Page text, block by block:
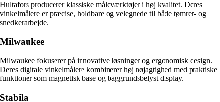
Hultafors producerer klassiske måleværktøjer i høj kvalitet. Deres
vinkelmålere er præcise, holdbare og velegnede til både tømrer- og
snedkerarbejde.
Milwaukee
Milwaukee fokuserer på innovative løsninger og ergonomisk design.
Deres digitale vinkelmålere kombinerer høj nøjagtighed med praktiske
funktioner som magnetisk base og baggrundsbelyst display.
Stabila